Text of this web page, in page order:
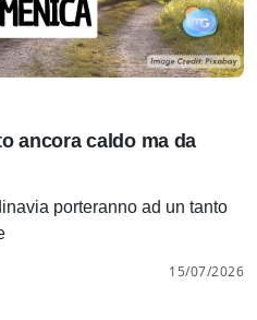
ancora caldo ma da
porteranno ad un tanto
15/07/2026